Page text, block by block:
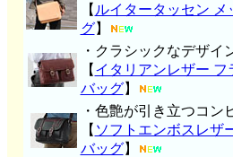
【 ルイタータッセン メ
グ】
・クラシックなデザイ
【 イタリアンレザー フ
バッグ】
・色艶が引き立つコン
【 ソフトエンボスレザ
バッグ】